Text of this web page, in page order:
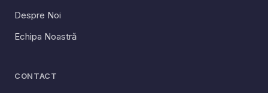
Despre Noi
Echipa Noastră
CONTACT